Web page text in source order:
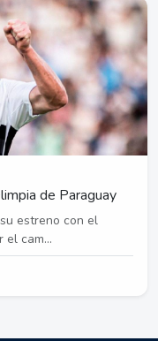
de Paraguay
estreno con el
cam...